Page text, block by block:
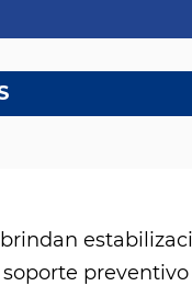
preventivo